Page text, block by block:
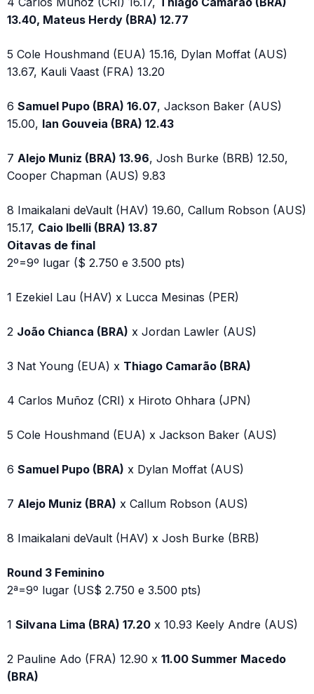
13.40, Mateus Herdy (BRA) 12.77
5 Cole Houshmand (EUA) 15.16, Dylan Moffat (AUS)
13.67, Kauli Vaast (FRA) 13.20
6 Samuel Pupo (BRA) 16.07, Jackson Baker (AUS)
15.00, Ian Gouveia (BRA) 12.43
7 Alejo Muniz (BRA) 13.96, Josh Burke (BRB) 12.50,
Cooper Chapman (AUS) 9.83
8 Imaikalani deVault (HAV) 19.60, Callum Robson (AUS)
15.17, Caio Ibelli (BRA) 13.87
Oitavas de final
2º=9º lugar ($ 2.750 e 3.500 pts)
1 Ezekiel Lau (HAV) x Lucca Mesinas (PER)
2 João Chianca (BRA) x Jordan Lawler (AUS)
3 Nat Young (EUA) x Thiago Camarão (BRA)
4 Carlos Muñoz (CRI) x Hiroto Ohhara (JPN)
5 Cole Houshmand (EUA) x Jackson Baker (AUS)
6 Samuel Pupo (BRA) x Dylan Moffat (AUS)
7 Alejo Muniz (BRA) x Callum Robson (AUS)
8 Imaikalani deVault (HAV) x Josh Burke (BRB)
Round 3 Feminino
2ª=9º lugar (US$ 2.750 e 3.500 pts)
1 Silvana Lima (BRA) 17.20 x 10.93 Keely Andre (AUS)
2 Pauline Ado (FRA) 12.90 x 11.00 Summer Macedo
(BRA)